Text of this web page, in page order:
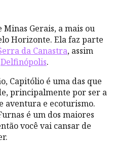
Gerais, a mais ou
Horizonte. Ela faz parte
da Canastra, assim
Delfinópolis.
Capitólio é uma das que
principalmente por ser a
aventura e ecoturismo.
é um dos maiores
você vai cansar de